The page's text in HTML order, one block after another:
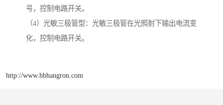
号，控制电路开关。
（4）光敏三极管型：光敏三极管在光照射下输出电流变
化，控制电路开关。
http://www.hbhangron.com